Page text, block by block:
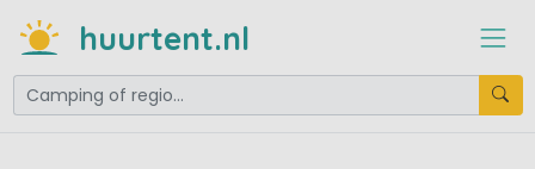
huurtent.nl